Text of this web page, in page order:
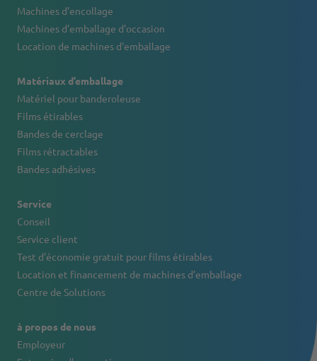
Machines d’encollage
Machines d'emballage d'occasion
Location de machines d'emballage
Matériaux d’emballage
Matériel pour banderoleuse
Films étirables
Bandes de cerclage
Films rétractables
Bandes adhésives
Service
Conseil
Service client
Test d’économie gratuit pour films étirables
Location et financement de machines d’emballage
Centre de Solutions
à propos de nous
Employeur